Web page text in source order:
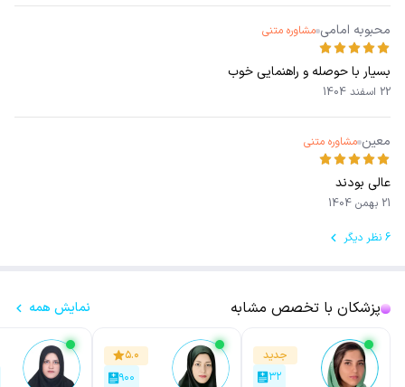
محبوبه امامی مشاوره متنی
بسیار با حوصله و راهنمایی خوب
22 اسفند 1404
معین مشاوره متنی
عالی بودند
21 بهمن 1404
6 نظر دیگر
پزشکان با تخصص مشابه نمایش همه
جدید
۳۲
۵.۰
۹۰۰